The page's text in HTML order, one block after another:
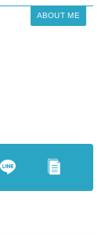
ABOUT ME